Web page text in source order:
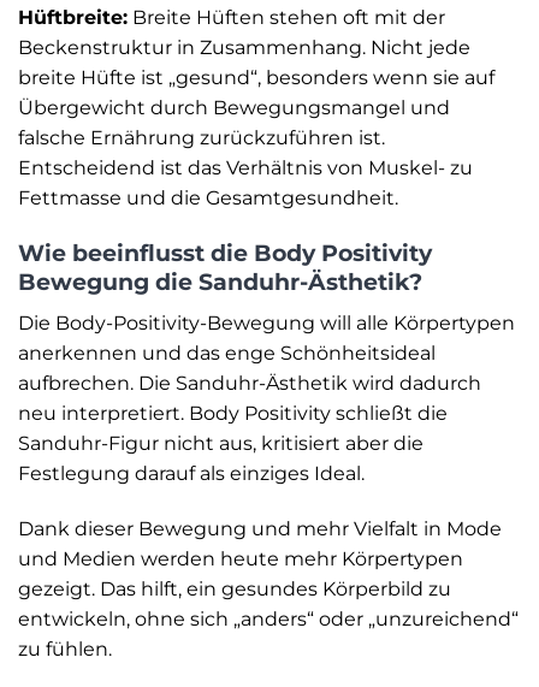
Hüftbreite: Breite Hüften stehen oft mit der
Beckenstruktur in Zusammenhang. Nicht jede
breite Hüfte ist „gesund“, besonders wenn sie auf
Übergewicht durch Bewegungsmangel und
falsche Ernährung zurückzuführen ist.
Entscheidend ist das Verhältnis von Muskel- zu
Fettmasse und die Gesamtgesundheit.
Wie beeinflusst die Body Positivity
Bewegung die Sanduhr-Ästhetik?
Die Body-Positivity-Bewegung will alle Körpertypen
anerkennen und das enge Schönheitsideal
aufbrechen. Die Sanduhr-Ästhetik wird dadurch
neu interpretiert. Body Positivity schließt die
Sanduhr-Figur nicht aus, kritisiert aber die
Festlegung darauf als einziges Ideal.
Dank dieser Bewegung und mehr Vielfalt in Mode
und Medien werden heute mehr Körpertypen
gezeigt. Das hilft, ein gesundes Körperbild zu
entwickeln, ohne sich „anders“ oder „unzureichend“
zu fühlen.